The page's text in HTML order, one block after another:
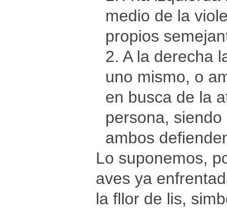
medio de la
propios
2. A la derecha
uno mismo, o
en busca de la
persona,
ambos
Lo suponemos,
aves ya
la fllor de lis,